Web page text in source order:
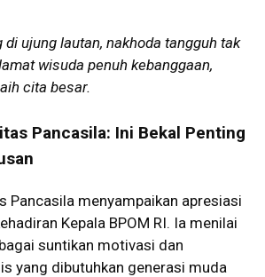
ujung lautan, nakhoda tangguh tak
wisuda penuh kebanggaan,
cita besar.
Pancasila: Ini Bekal Penting
Pancasila menyampaikan apresiasi
Kepala BPOM RI. Ia menilai
suntikan motivasi dan
yang dibutuhkan generasi muda